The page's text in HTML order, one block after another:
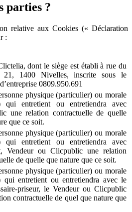
parties ?
relative aux Cookies (« Déclaration
:
dont le siège est établi à rue du
21, 1400 Nivelles, inscrite sous le
0809.950.691
physique (particulier) ou morale
qui entretient ou entretiendra avec
une relation contractuelle de quelle
que ce soit.
physique (particulier) ou morale
qui entretient ou entretiendra avec
Vendeur ou Clicpublic une relation
de quelle que nature que ce soit.
physique (particulier) ou morale
qui entretient ou entretiendra avec le
priseur, le Vendeur ou Clicpublic
contractuelle de quel que nature que